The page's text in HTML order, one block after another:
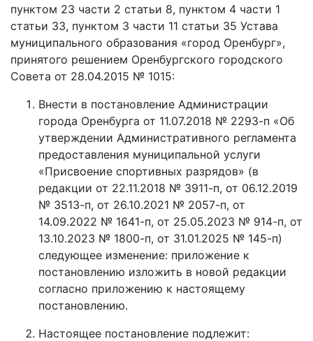
пунктом 23 части 2 статьи 8, пунктом 4 части 1
статьи 33, пунктом 3 части 11 статьи 35 Устава
муниципального образования «город Оренбург»,
принятого решением Оренбургского городского
Совета от 28.04.2015 № 1015:
Внести в постановление Администрации
города Оренбурга от 11.07.2018 № 2293-п «Об
утверждении Административного регламента
предоставления муниципальной услуги
«Присвоение спортивных разрядов» (в
редакции от 22.11.2018 № 3911-п, от 06.12.2019
№ 3513-п, от 26.10.2021 № 2057-п, от
14.09.2022 № 1641-п, от 25.05.2023 № 914-п, от
13.10.2023 № 1800-п, от 31.01.2025 № 145-п)
следующее изменение: приложение к
постановлению изложить в новой редакции
согласно приложению к настоящему
постановлению.
Настоящее постановление подлежит: